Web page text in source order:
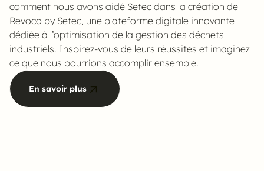
comment nous avons aidé Setec dans la création de
Revoco by Setec, une plateforme digitale innovante
dédiée à l’optimisation de la gestion des déchets
industriels. Inspirez-vous de leurs réussites et imaginez
ce que nous pourrions accomplir ensemble.
En savoir plus